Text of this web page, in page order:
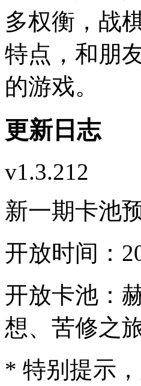
多权衡，战
特点，和朋
的游戏。
更新日志
v1.3.212
新一期卡池
开放时间：
开放卡池：
想、苦修之
* 特别提示